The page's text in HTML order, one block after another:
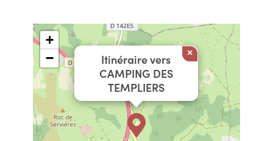
Itinéraire vers
CAMPING DES
TEMPLIERS
×
+
−